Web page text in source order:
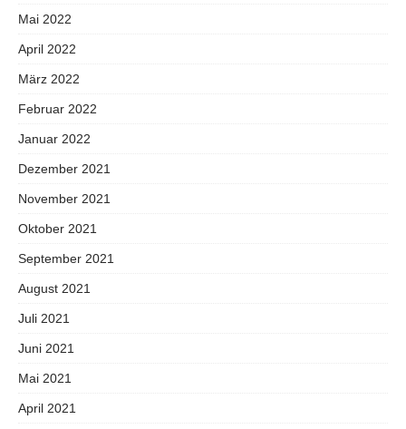
Mai 2022
April 2022
März 2022
Februar 2022
Januar 2022
Dezember 2021
November 2021
Oktober 2021
September 2021
August 2021
Juli 2021
Juni 2021
Mai 2021
April 2021